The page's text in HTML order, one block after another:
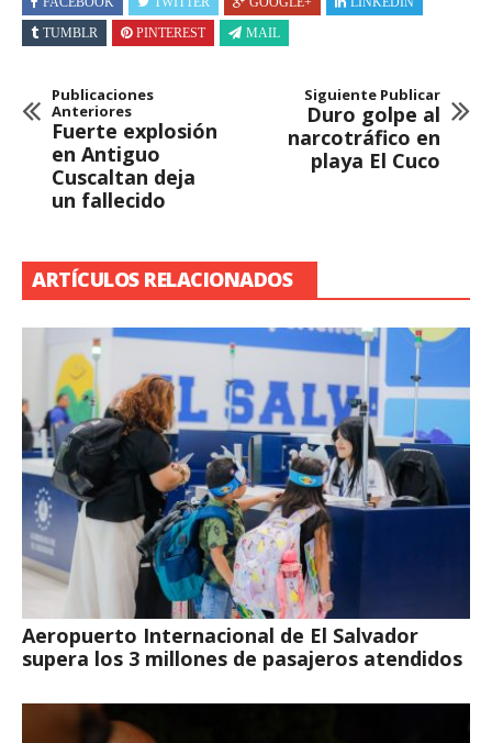
TUMBLR
PINTEREST MAIL
Publicaciones
Anteriores
Fuerte explosión
en Antiguo
Cuscaltan deja
un fallecido
Siguiente Publicar
Duro golpe al
narcotráfico en
playa El Cuco
ARTÍCULOS RELACIONADOS
Aeropuerto Internacional de El Salvador
supera los 3 millones de pasajeros atendidos